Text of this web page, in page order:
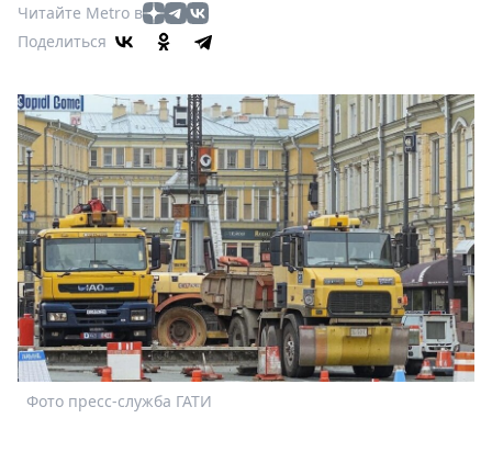
Кино
Афиша
Выставки
Пресс-
релизы
О
Metro
Стримы
Спецпроекты
Звезды
Выборы
2026
Скачай
Читайте Metro в
Поделиться
Фото пресс-служба ГАТИ